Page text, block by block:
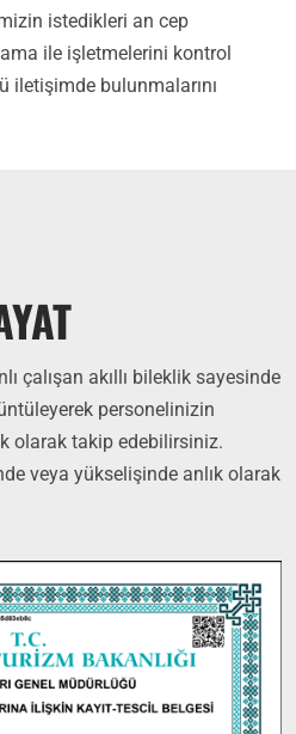
istedikleri an cep
ile işletmelerini kontrol
iletişimde bulunmalarını
çalışan akıllı bileklik sayesinde
personelinizin
olarak takip edebilirsiniz.
veya yükselişinde anlık olarak